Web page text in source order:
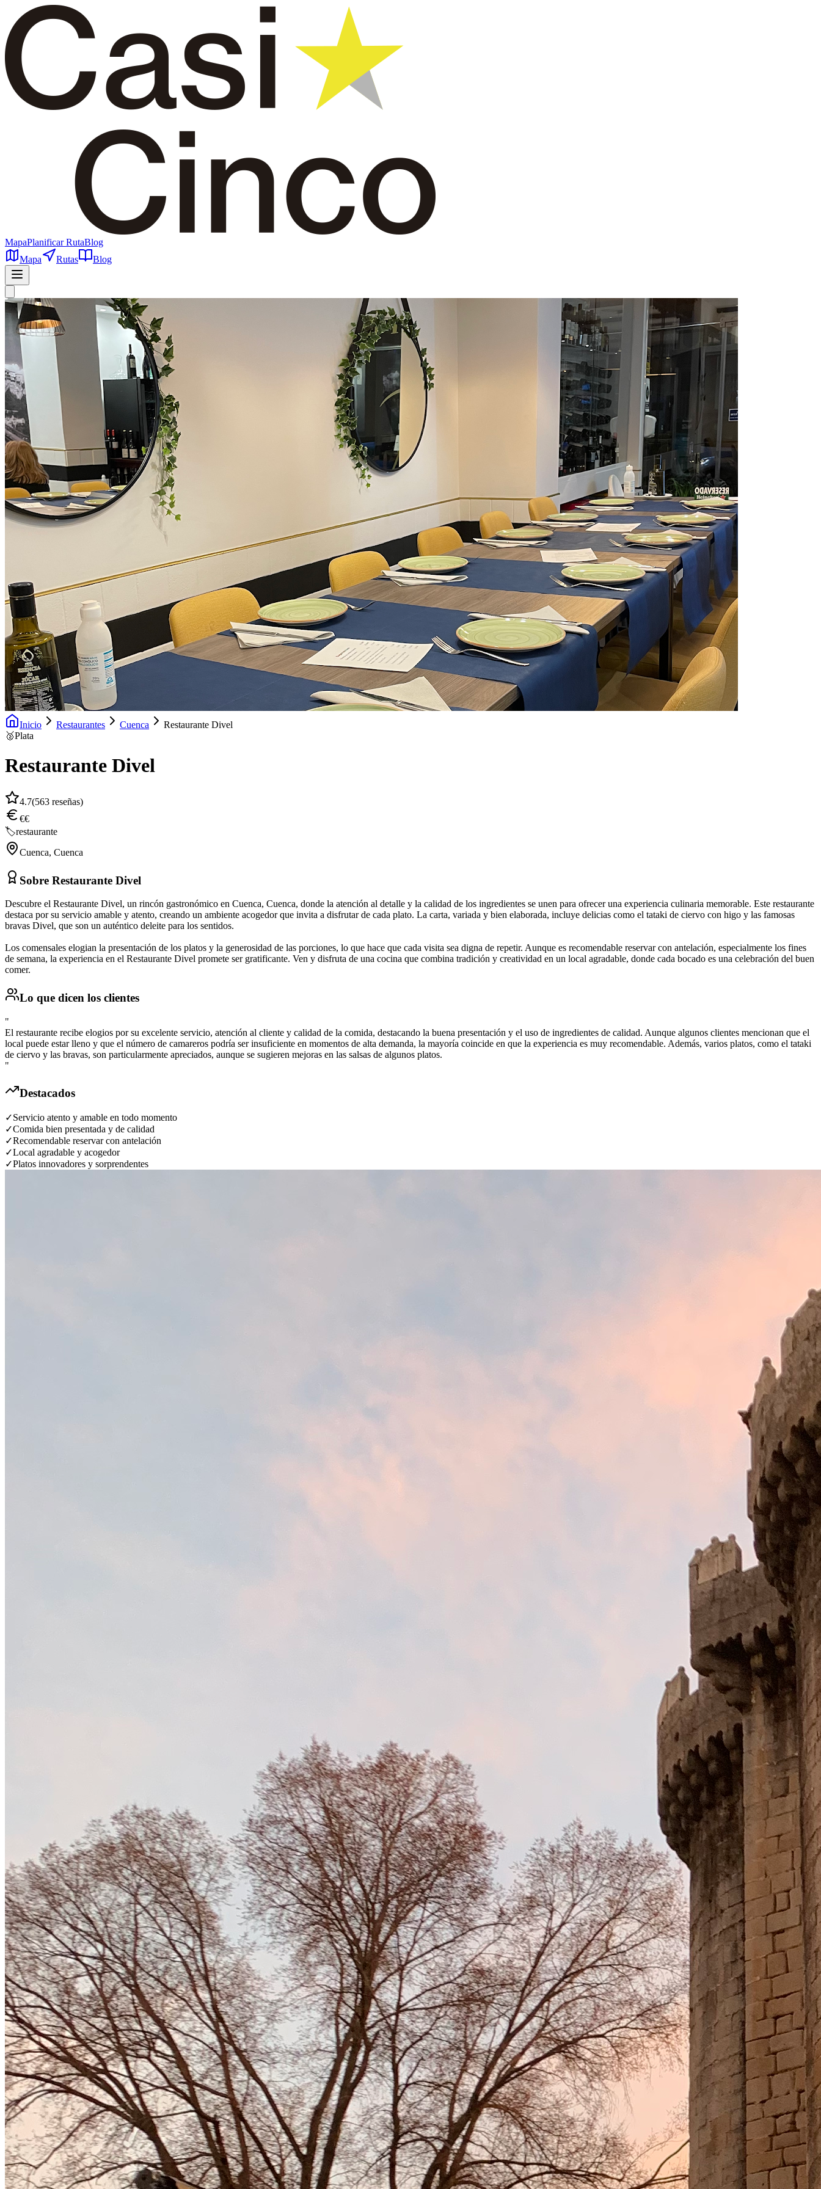
MapaPlanificar RutaBlog
Mapa
Rutas Blog
Inicio Restaurantes Cuenca
Restaurante Divel
🥈Plata
Restaurante Divel
4.7(563 reseñas)
€€
🏷️restaurante
Cuenca, Cuenca
Sobre Restaurante Divel
Descubre el Restaurante Divel, un rincón gastronómico en Cuenca, Cuenca, donde la atención al detalle y la calidad de los ingredientes se unen para ofrecer una experiencia culinaria memorable. Este restaurante
destaca por su servicio amable y atento, creando un ambiente acogedor que invita a disfrutar de cada plato. La carta, variada y bien elaborada, incluye delicias como el tataki de ciervo con higo y las famosas
bravas Divel, que son un auténtico deleite para los sentidos.
Los comensales elogian la presentación de los platos y la generosidad de las porciones, lo que hace que cada visita sea digna de repetir. Aunque es recomendable reservar con antelación, especialmente los fines
de semana, la experiencia en el Restaurante Divel promete ser gratificante. Ven y disfruta de una cocina que combina tradición y creatividad en un local agradable, donde cada bocado es una celebración del buen
comer.
Lo que dicen los clientes
"
El restaurante recibe elogios por su excelente servicio, atención al cliente y calidad de la comida, destacando la buena presentación y el uso de ingredientes de calidad. Aunque algunos clientes mencionan que el
local puede estar lleno y que el número de camareros podría ser insuficiente en momentos de alta demanda, la mayoría coincide en que la experiencia es muy recomendable. Además, varios platos, como el tataki
de ciervo y las bravas, son particularmente apreciados, aunque se sugieren mejoras en las salsas de algunos platos.
"
Destacados
✓Servicio atento y amable en todo momento
✓Comida bien presentada y de calidad
✓Recomendable reservar con antelación
✓Local agradable y acogedor
✓Platos innovadores y sorprendentes